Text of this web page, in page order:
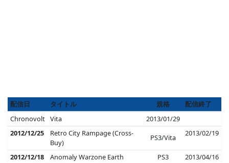
配信日 タイトル 規格
配信終了
Chronovolt Vita
2013/01/29
2012/12/25
Retro City Rampage (Cross-
Buy)
PS3/Vita 2013/02/19
2012/12/18 Anomaly Warzone Earth PS3
2013/04/16